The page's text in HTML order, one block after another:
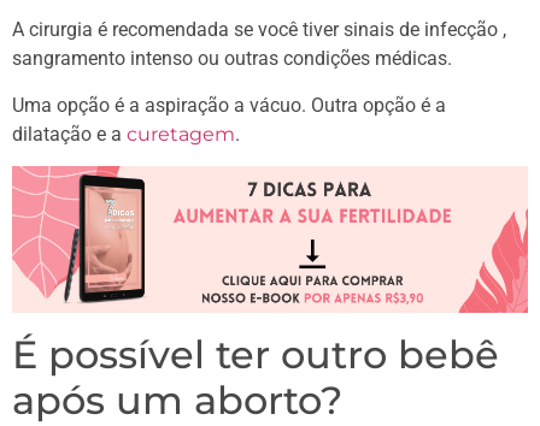
A cirurgia é recomendada se você tiver sinais de infecção ,
sangramento intenso ou outras condições médicas.
Uma opção é a aspiração a vácuo. Outra opção é a
dilatação e a curetagem.
É possível ter outro bebê
após um aborto?